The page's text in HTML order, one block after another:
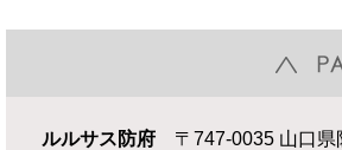
ルルサス防府 〒747-0035 山口県